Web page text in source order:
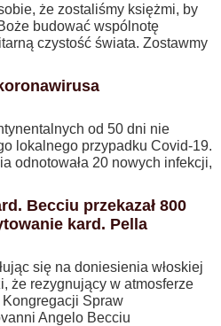
że zostaliśmy księżmi, by
budować wspólnotę
czystość świata. Zostawmy
od 50 dni nie
lokalnego przypadku Covid-19.
odnotowała 20 nowych infekcji,
Becciu przekazał 800
kard. Pella
się na doniesienia włoskiej
że rezygnujący w atmosferze
Spraw
Angelo Becciu